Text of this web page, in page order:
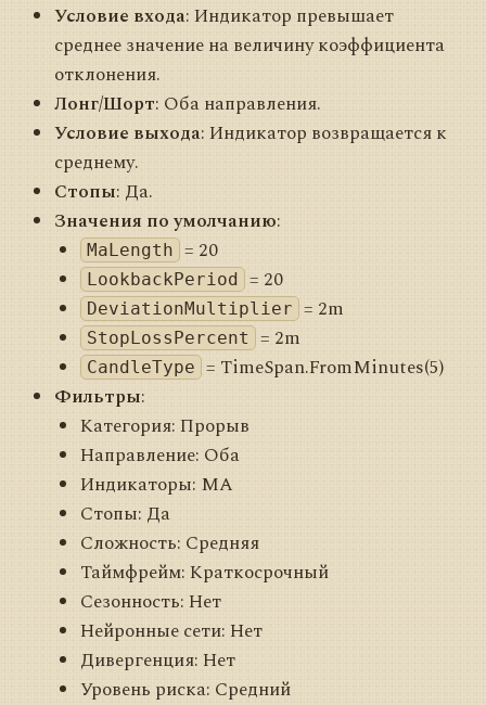
Условие входа: Индикатор превышает
среднее значение на величину коэффициента
отклонения.
Лонг/Шорт: Оба направления.
Условие выхода: Индикатор возвращается к
среднему.
Стопы: Да.
Значения по умолчанию:
MaLength = 20
LookbackPeriod = 20
DeviationMultiplier = 2m
StopLossPercent = 2m
CandleType = TimeSpan.FromMinutes(5)
Фильтры:
Категория: Прорыв
Направление: Оба
Индикаторы: MA
Стопы: Да
Сложность: Средняя
Таймфрейм: Краткосрочный
Сезонность: Нет
Нейронные сети: Нет
Дивергенция: Нет
Уровень риска: Средний